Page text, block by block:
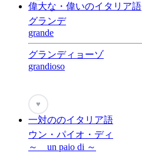
偉大な・偉いのイタリア語
グランデ
grande
グランディョーゾ
grandioso
♥
一対ののイタリア語
ウン・パイオ・ディ
～ un paio di ～